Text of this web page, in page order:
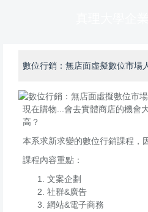
數位行銷：無店面虛擬數位市場
現在購物...會去實體商店的機會
高？
本系求新求變的數位行銷課程，
課程內容重點：
文案企劃
社群&廣告
網站&電子商務